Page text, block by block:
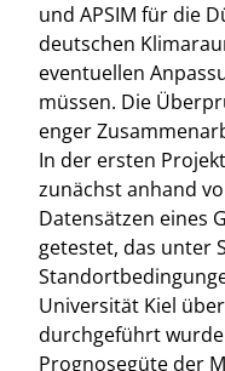
und APSIM für die
deutschen
eventuellen
müssen. Die
enger
In der ersten
zunächst anhand
Datensätzen eines
getestet, das unter
Universität Kiel
durchgeführt
Prognosegüte der